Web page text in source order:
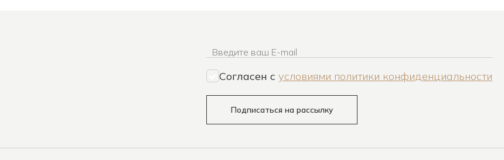
Введите ваш E-mail
Согласен c условиями политики конфиденциальности
Подписаться на рассылку